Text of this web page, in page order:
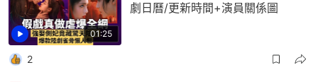
01:25
劇日曆/更新時間+演員關係圖
2